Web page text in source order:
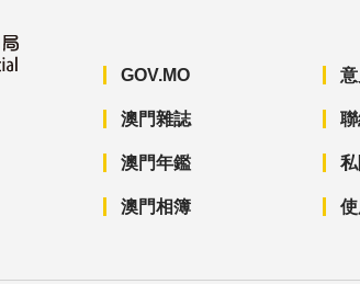
GOV.MO
澳門雜誌
澳門年鑑
澳門相簿